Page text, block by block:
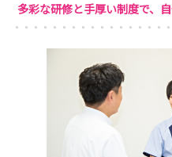
多彩な研修と手厚い制度で、